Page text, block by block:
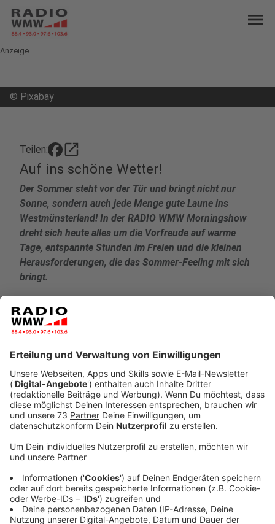
menu
Anzeige
© Pixabay
Teilen: open_in_new
Auf ins schöne Wetter!
Der Sommer steht vor der Tür und bringt nicht nur
Sonne, sondern auch jede Menge gute Laune ins
Westmünsterland! In der RADIO WMW Morningshow
dreht sich heute alles um die Vorfreude auf warme
Tage, entspannte Stunden im Freien und die kleinen
Herausforderungen, die das Sommer-Feeling mit sich
bringt.
Anzeige
Sonne, Spaß und Entspannung
Anzeige
Mit dem sonnigen Wetter kehrt auch die Lust auf
Aktivitäten im Freien zurück. Ob gemütliche
Grillabende mit Familie und Freunden, ein erfrischender
Besuch im Schwimmbad oder das erste Eis der Saison
– der Sommer bietet unzählige Möglichkeiten, das
Leben draußen zu genießen. Viele freuen sich darauf,